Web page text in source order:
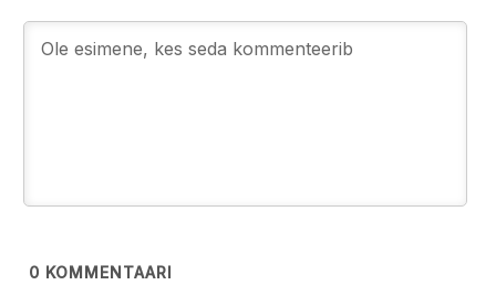
0 KOMMENTAARI